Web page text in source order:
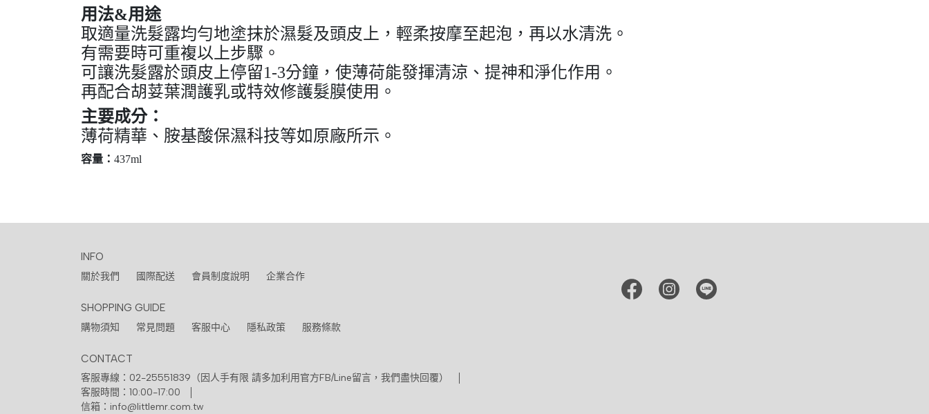
用法&用途
取適量洗髮露均勻地塗抹於濕髮及頭皮上，輕柔按摩至起泡，再以水清洗。
有需要時可重複以上步驟。
可讓洗髮露於頭皮上停留1-3分鐘，使薄荷能發揮清涼、提神和淨化作用。
再配合胡荽葉潤護乳或特效修護髮膜使用。
主要成分：
薄荷精華、胺基酸保濕科技等如原廠所示。
容量： 437ml
INFO
關於我們 國際配送 會員制度說明 企業合作
SHOPPING GUIDE
購物須知 常見問題 客服中心 隱私政策 服務條款
CONTACT
客服專線：02-25551839（因人手有限 請多加利用官方FB/Line留言，我們盡快回覆）
客服時間：10:00-17:00
信箱：info@littlemr.com.tw